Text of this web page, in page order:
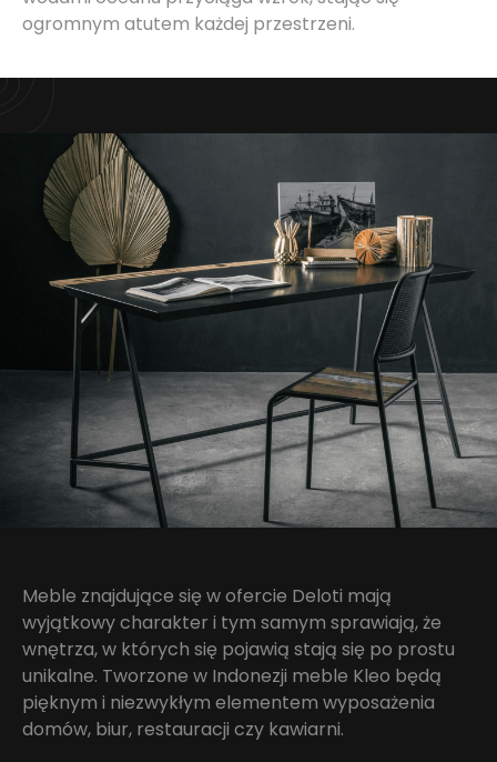
ogromnym atutem każdej przestrzeni.
Meble znajdujące się w ofercie Deloti mają
wyjątkowy charakter i tym samym sprawiają, że
wnętrza, w których się pojawią stają się po prostu
unikalne. Tworzone w Indonezji meble Kleo będą
pięknym i niezwykłym elementem wyposażenia
domów, biur, restauracji czy kawiarni.